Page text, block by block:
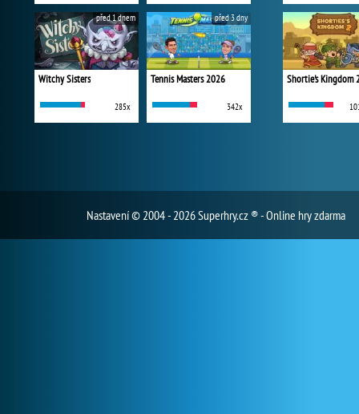
Witchy Sisters
285x
před 1 dnem
Tennis Masters 2026
342x
před 3 dny
Shortie's Kingdom
Nastavení© 2004 - 2026 Superhry.cz ® - Online hry zdarma